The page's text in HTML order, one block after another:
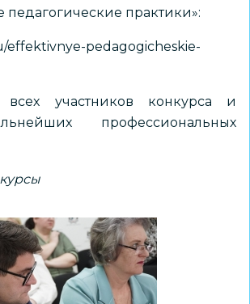
практики»:
effektivnye-pedagogicheskie-
всех участников конкурса и
профессиональных